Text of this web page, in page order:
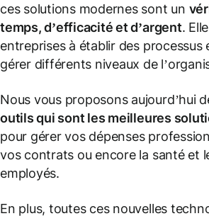
ces solutions modernes sont un
temps, d’efficacité et d’argent.
entreprises à établir des processus
gérer différents niveaux de
Nous vous proposons aujourd’hui
outils qui sont les meilleures
pour gérer vos dépenses
vos contrats ou encore la santé et
employés.
En plus, toutes ces nouvelles